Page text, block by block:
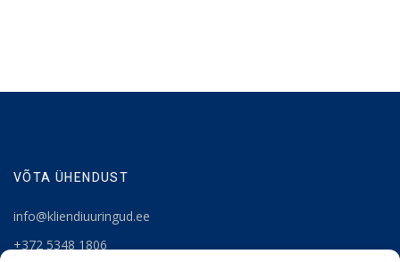
VÕTA ÜHENDUST
info@kliendiuuringud.ee
+372 5348 1806